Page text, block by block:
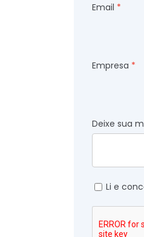
Email
Empresa
Deixe sua
Li e